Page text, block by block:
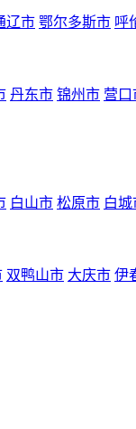
辽市 鄂尔多斯市 呼
丹东市 锦州市 营口
白山市 松原市 白城
双鸭山市 大庆市 伊